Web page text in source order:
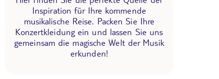
Inspiration für Ihre kommende
musikalische Reise. Packen Sie Ihre
Konzertkleidung ein und lassen Sie uns
gemeinsam die magische Welt der Musik
erkunden!